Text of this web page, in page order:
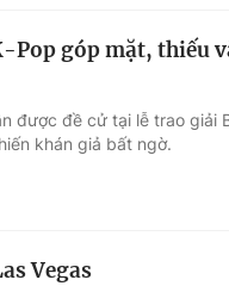
Pop góp mặt, thiếu
được đề cử tại lễ trao giải
khán giả bất ngờ.
Vegas